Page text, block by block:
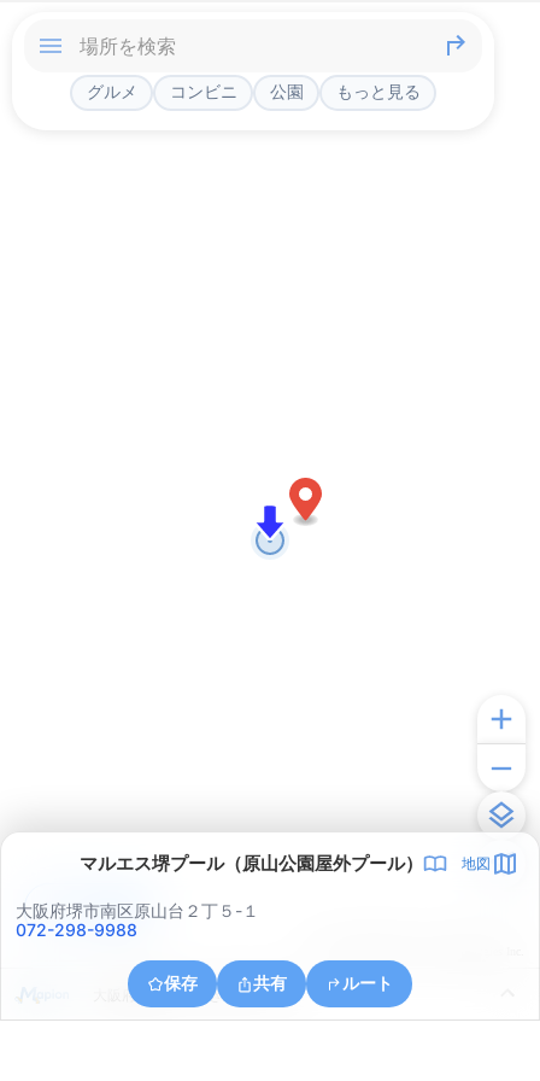
グルメ コンビニ 公園 もっと見る
マルエス堺プール（原山公園屋外プール） 地図
大阪府堺市南区原山台２丁５-１
072-298-9988
保存 共有 ルート
大阪府和泉市いぶき野４丁目６
アプリで見る